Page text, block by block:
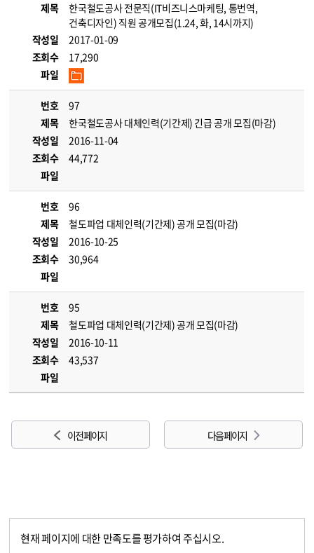
제목
한국철도공사 전문직(IT비즈니스마케팅, 통번역,
건축디자인) 직원 공개모집(1.24, 화, 14시까지)
작성일
2017-01-09
조회수
17,290
파일
번호
97
제목
한국철도공사 대체인력(기간제) 긴급 공개 모집(마감)
작성일
2016-11-04
조회수
44,772
파일
번호
96
제목
철도파업 대체인력(기간제) 공개 모집(마감)
작성일
2016-10-25
조회수
30,964
파일
번호
95
제목
철도파업 대체인력(기간제) 공개 모집(마감)
작성일
2016-10-11
조회수
43,537
파일
이전 페이지 다음 페이지
현재 페이지에 대한 만족도를 평가하여 주십시오.